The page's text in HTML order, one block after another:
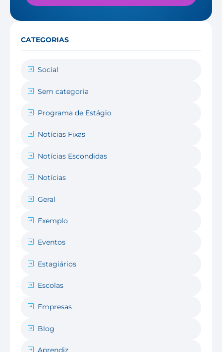
CATEGORIAS
Social
Sem categoria
Programa de Estágio
Notícias Fixas
Notícias Escondidas
Notícias
Geral
Exemplo
Eventos
Estagiários
Escolas
Empresas
Blog
Aprendiz